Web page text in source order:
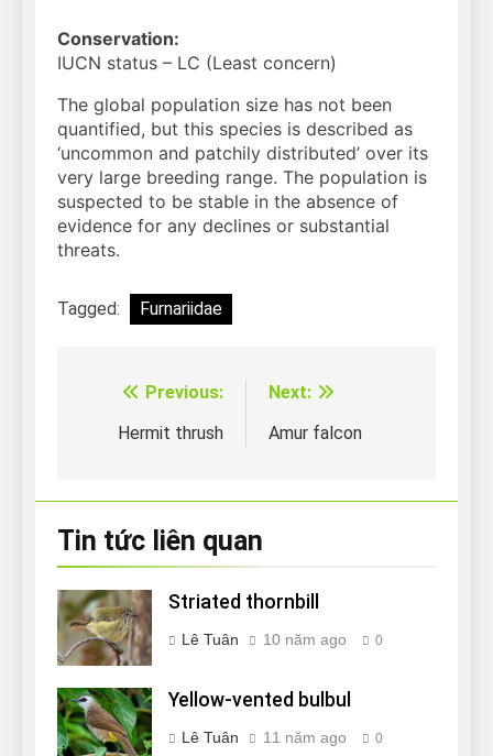
Conservation:
IUCN status – LC (Least concern)
The global population size has not been
quantified, but this species is described as
‘uncommon and patchily distributed’ over its
very large breeding range. The population is
suspected to be stable in the absence of
evidence for any declines or substantial
threats.
Tagged: Furnariidae
Điều
hướng
Previous:
Hermit thrush
Next:
Amur falcon
Tin tức liên quan
Striated thornbill
Lê Tuân 10 năm ago 0
Yellow-vented bulbul
Lê Tuân 11 năm ago 0